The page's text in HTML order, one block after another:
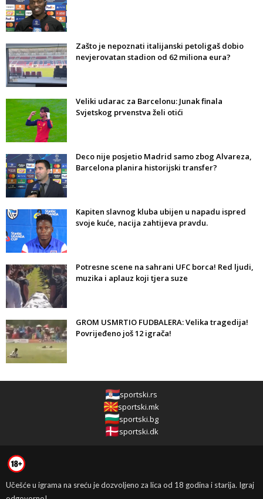
Zašto je nepoznati italijanski petoligaš dobio
nevjerovatan stadion od 62 miliona eura?
Veliki udarac za Barcelonu: Junak finala
Svjetskog prvenstva želi otići
Deco nije posjetio Madrid samo zbog Alvareza,
Barcelona planira historijski transfer?
Kapiten slavnog kluba ubijen u napadu ispred
svoje kuće, nacija zahtijeva pravdu.
Potresne scene na sahrani UFC borca! Red ljudi,
muzika i aplauz koji tjera suze
GROM USMRTIO FUDBALERA: Velika tragedija!
Povrijeđeno još 12 igrača!
sportski.rs
sportski.mk
sportski.bg
sportski.dk
Učešće u igrama na sreću je dozvoljeno za lica od 18 godina i starija. Igraj